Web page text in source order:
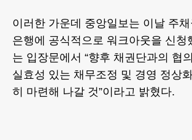
이러한 가운데 중앙일보는 이날 주
은행에 공식적으로 워크아웃을 신청
는 입장문에서 “향후 채권단과의 협
실효성 있는 채무조정 및 경영 정상
히 마련해 나갈 것”이라고 밝혔다.